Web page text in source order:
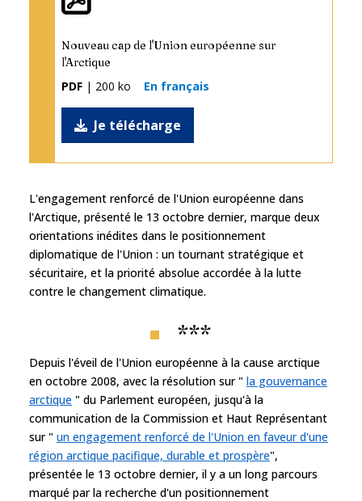
Nouveau cap de l'Union européenne sur
l'Arctique
PDF | 200 ko En français
Je télécharge
L'engagement renforcé de l'Union européenne dans
l'Arctique, présenté le 13 octobre dernier, marque deux
orientations inédites dans le positionnement
diplomatique de l'Union : un tournant stratégique et
sécuritaire, et la priorité absolue accordée à la lutte
contre le changement climatique.
***
Depuis l'éveil de l'Union européenne à la cause arctique
en octobre 2008, avec la résolution sur " la gouvernance
arctique " du Parlement européen, jusqu'à la
communication de la Commission et Haut Représentant
sur " un engagement renforcé de l'Union en faveur d'une
région arctique pacifique, durable et prospère",
présentée le 13 octobre dernier, il y a un long parcours
marqué par la recherche d'un positionnement